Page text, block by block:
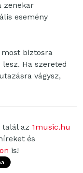
zenekar
esemény
biztosra
Ha szereted
vágysz,
talál az 1music.hu
és
is!